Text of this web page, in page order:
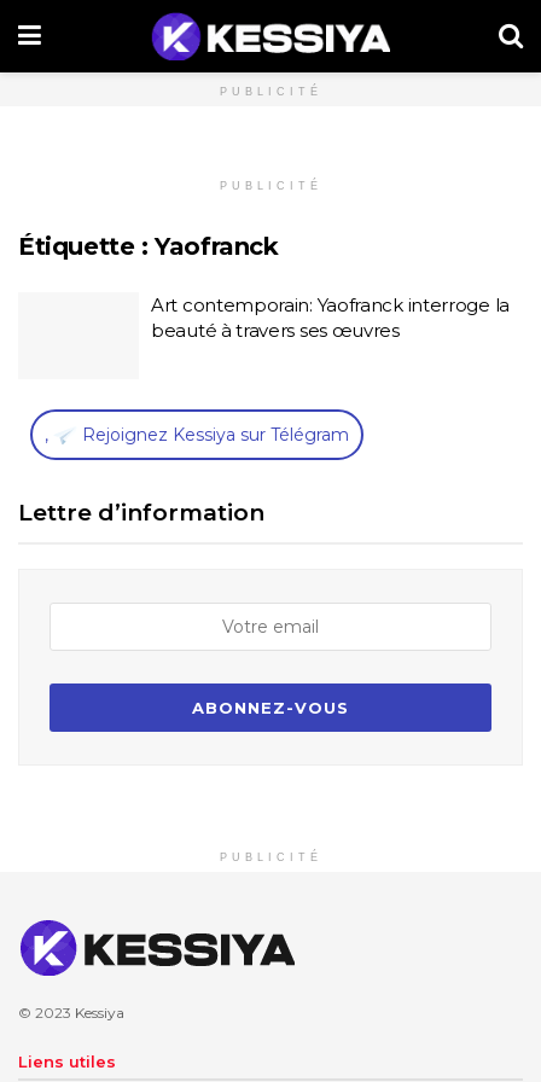
PUBLICITÉ
PUBLICITÉ
Étiquette :Yaofranck
Art contemporain: Yaofranck interroge la
beauté à travers ses œuvres
, Rejoignez Kessiya sur Télégram
Lettre d’information
PUBLICITÉ
© 2023 Kessiya
Liens utiles